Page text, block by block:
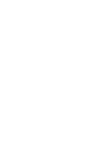
punto se
sobre
los
promover